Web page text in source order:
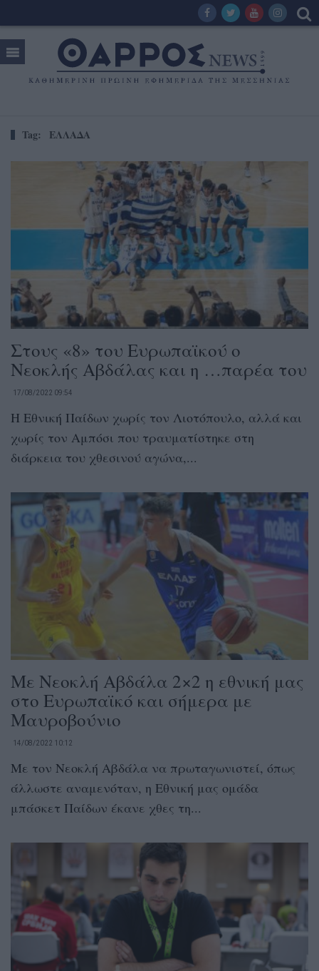
Tag: ΕΛΛΑΔΑ
Στους «8» του Ευρωπαϊκού ο
Νεοκλής Αβδάλας και η …παρέα του
17/08/2022 09:54
H Εθνική Παίδων χωρίς τον Λιοτόπουλο, αλλά και
χωρίς τον Αμπόσι που τραυματίστηκε στη
διάρκεια του χθεσινού αγώνα,...
Με Νεοκλή Αβδάλα 2×2 η εθνική μας
στο Ευρωπαϊκό και σήμερα με
Μαυροβούνιο
14/08/2022 10:12
Με τον Νεοκλή Αβδάλα να πρωταγωνιστεί, όπως
άλλωστε αναμενόταν, η Εθνική μας ομάδα
μπάσκετ Παίδων έκανε χθες τη...